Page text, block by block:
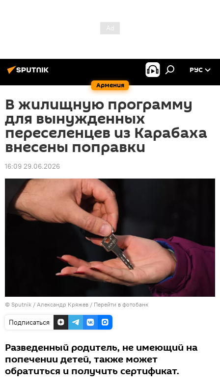
Армения
РУС
В жилищную программу
для вынужденных
переселенцев из Карабаха
внесены поправки
16:09 29.06.2026
© Sputnik / Александр Кряжев / Перейти в фотобанк
Подписаться
Разведенный родитель, не имеющий на
попечении детей, также может
обратиться и получить сертификат.